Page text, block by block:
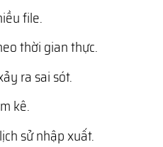
file.
thời gian thực.
ra sai sót.
kê.
sử nhập xuất.